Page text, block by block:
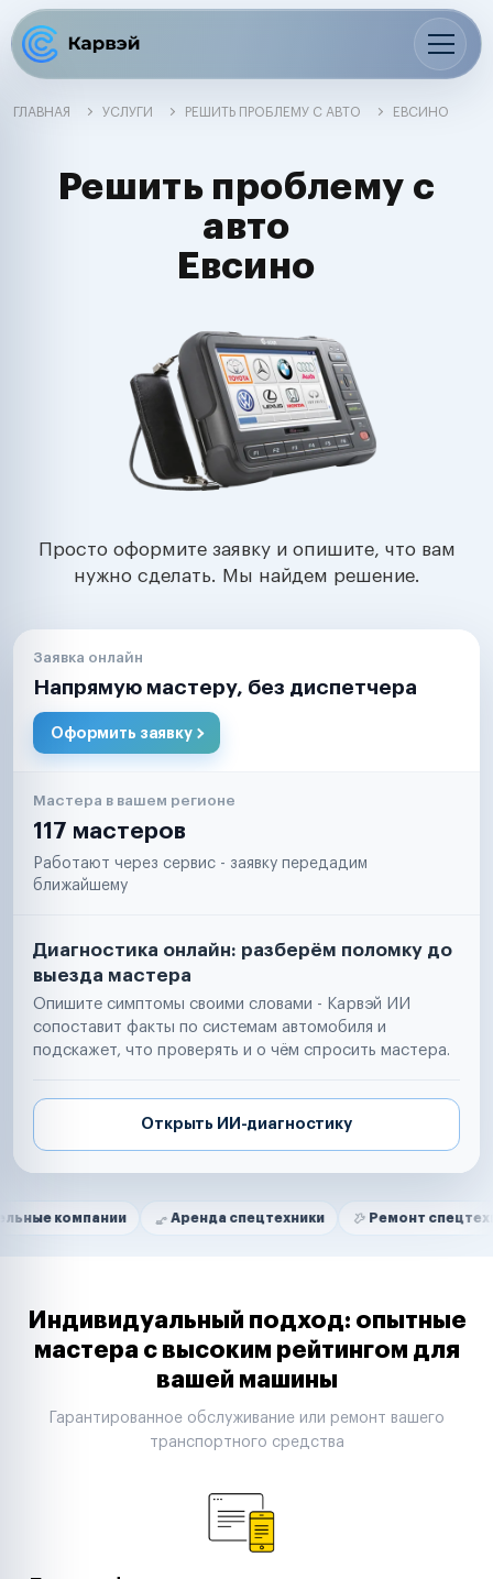
ГЛАВНАЯ УСЛУГИ РЕШИТЬ ПРОБЛЕМУ С АВТО ЕВСИНО
Решить проблему с
авто
Евсино
Просто оформите заявку и опишите, что вам
нужно сделать. Мы найдем решение.
Заявка онлайн
Напрямую мастеру, без диспетчера
Оформить заявку
Мастера в вашем регионе
117 мастеров
Работают через сервис - заявку передадим
ближайшему
Диагностика онлайн: разберём поломку до
выезда мастера
Опишите симптомы своими словами - Карвэй ИИ
сопоставит факты по системам автомобиля и
подскажет, что проверять и о чём спросить мастера.
Открыть ИИ-диагностику
Нам доверяют
Аренда спецтехники Ремонт спецтехники
Маркетплейсы
Таксопарки
Автодилеры
Строительные компании
Аренда спецтехники
Индивидуальный подход: опытные
мастера с высоким рейтингом для
вашей машины
Гарантированное обслуживание или ремонт вашего
транспортного средства